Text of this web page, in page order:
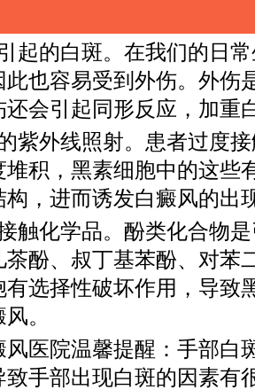
的白斑。在我们的日常
也容易受到外伤。外伤
还会引起同形反应，加重
外线照射。患者过度接
堆积，黑素细胞中的这些
构，进而诱发白癜风的出
化学品。酚类化合物是
酚、叔丁基苯酚、对苯
有选择性破坏作用，导致
。
院温馨提醒：手部白
手部出现白斑的因素有